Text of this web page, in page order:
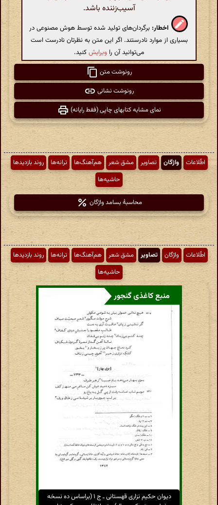
آسیب‌زننده باشد.
اخطار: برگردان‌های تولید شده توسط هوش مصنوعی در
بسیاری از موارد نادرستند. اگر این متن به نظرتان نادرست است
می‌توانید آن را ویرایشکنید.
رونوشت متن
رونوشت نشانی
نمای مشابه کتابهای چاپی (فقط رایانه)
اطّلاعات واژگان تصاویر مشق شعر هم‌آهنگ‌ها ترانه‌ها
روند بازدیدها
حاشیه‌ها
محاسبهٔ بسامد واژگان
اطّلاعات واژگان تصاویر مشق شعر هم‌آهنگ‌ها ترانه‌ها
روند بازدیدها
حاشیه‌ها
منبع کاغذی گنجور
دیوان حکیم نزاری قهستانی ـ ج ۱ (براساس ده نسخه